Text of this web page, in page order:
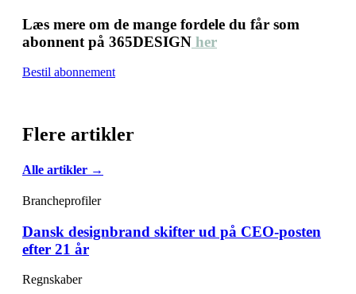
Læs mere om de mange fordele du får som
abonnent på 365DESIGN her
Bestil abonnement
Flere artikler
Alle artikler →
Brancheprofiler
Dansk designbrand skifter ud på CEO-posten
efter 21 år
Regnskaber